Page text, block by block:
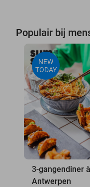
Populair bij
NEW
TODAY
3-gangendiner
Antwerpen